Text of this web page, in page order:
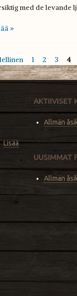
med de levande
»
1 2 3 4
Lisää
AKTIIVISET
Allmän
UUSIMMAT
Allmän